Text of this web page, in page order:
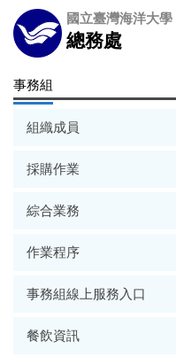
跳
到
主
內
國立臺灣海洋大學
總務處
事務組
組織成員
採購作業
綜合業務
作業程序
事務組線上服務入口
餐飲資訊